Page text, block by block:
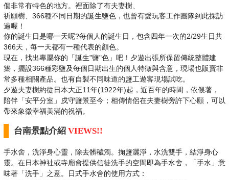
個非常有特色的地方。裡面除了有夫妻樹、
祈願樹、366種不同日期的誕生鹽色，也曾有愛玩客工作團隊到此採訪
過喔！
你的誕生日是哪一天呢?每個人的誕生日，包含四年一次的2/29生日共
366天，每一天都有一種代表的顏色。
現在，找出專屬你的「誕生"鹽"色」吧！夕遊出張所保留傳統整體建
築，擺設366種彩鹽及每個日期出生的個人特徵與含意，現場也販賣非
常多種相關產品。也有自製不同味道的鹽工遊客現場試吃。
夕遊夫妻樹約從日本大正11年(1922年)起，近百年的時間，依偎著，
陪伴「安平分室」戍守鹽景至今；相傳情侶在夫妻樹旁許下心願，可以
帶來象徵幸福美滿的祝福。
台南景點介紹 VIEWS!!
手水舍，洗淨身心靈，除去髒穢濁。掬鹽灑淨，水洗雙手，結淨身心
靈。在日本神社或寺廟會提供信徒洗手的空間即為手水舍，
「手水」意
味著「洗手」之意。
日式手水舍的使用方式：